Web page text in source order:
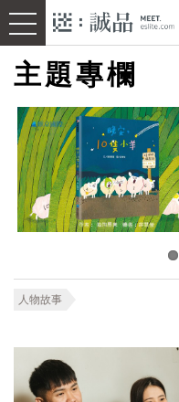
主題專欄
人物故事